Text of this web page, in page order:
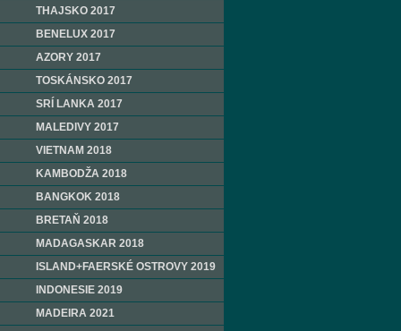
THAJSKO 2017
BENELUX 2017
AZORY 2017
TOSKÁNSKO 2017
SRÍ LANKA 2017
MALEDIVY 2017
VIETNAM 2018
KAMBODŽA 2018
BANGKOK 2018
BRETAŇ 2018
MADAGASKAR 2018
ISLAND+FAERSKÉ OSTROVY 2019
INDONESIE 2019
MADEIRA 2021